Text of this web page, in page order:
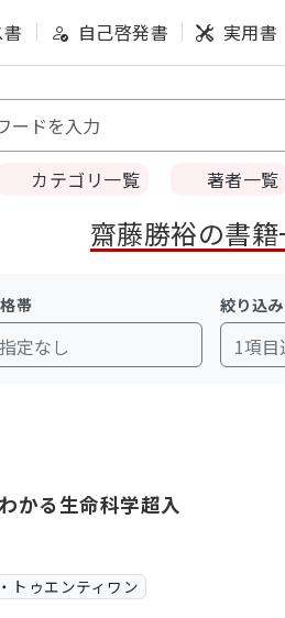
自己啓発書 実用書
カテゴリ一覧 著者一覧
齋藤勝裕の書
帯
指定なし
絞り込み
1項目
かる生命科学超入
トゥエンティワン